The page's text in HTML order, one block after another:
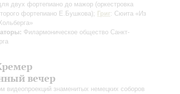
двух фортепиано до мажор (оркестровка
фортепиано Е.Бушкова); Григ: Сюита «Из
Филармоническое общество Санкт-
вечер
видеопроекций знаменитых немецких соборов